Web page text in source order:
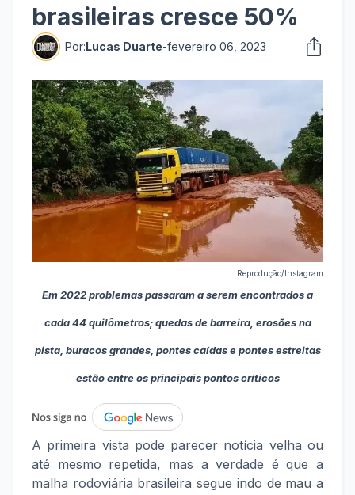
brasileiras cresce 50%
Por:Lucas Duarte-fevereiro 06, 2023
Reprodução/Instagram
Em 2022 problemas passaram a serem encontrados a
cada 44 quilômetros; quedas de barreira, erosões na
pista, buracos grandes, pontes caídas e pontes estreitas
estão entre os principais pontos críticos
A primeira vista pode parecer notícia velha ou
até mesmo repetida, mas a verdade é que a
malha rodoviária brasileira segue indo de mau a